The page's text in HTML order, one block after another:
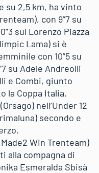
su 2,5 km, ha vinto
con 9”7 su
sul Lorenzo Piazza
Lama) si è
con 10”5 su
su Adele Andreolli
e Combi, giunto
la Coppa Italia.
nell’Under 12
secondo e
Win Trenteam)
alla compagna di
Esmeralda Sbisà